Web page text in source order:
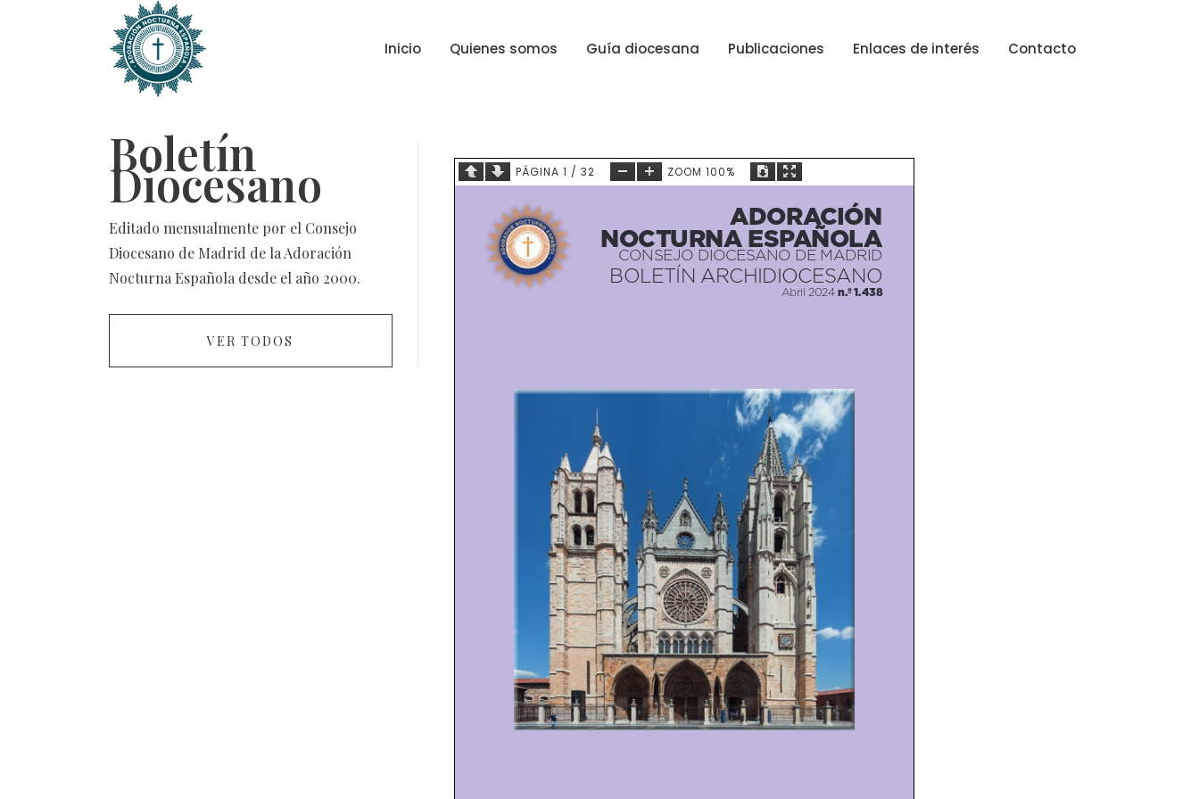
Inicio Quienes somos Guía diocesana Publicaciones Enlaces de interés Contacto
Boletín
Diocesano
Editado mensualmente por el Consejo
Diocesano de Madrid de la Adoración
Nocturna Española desde el año 2000.
VER TODOS
PÁGINA 1 / 32 ZOOM 100%
ADORACIÓN
NOCTURNA ESPAÑOLA
BOLETÍN ARCHIDIOCESANO
CONSEJO DIOCESANO DE MADRID
Abril 2024 n.º 1.438